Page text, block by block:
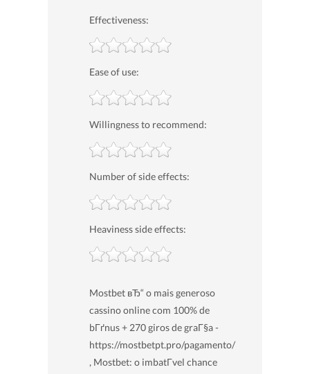
Effectiveness:
Ease of use:
Willingness to recommend:
Number of side effects:
Heaviness side effects:
Mostbet вЂ“ o mais generoso
cassino online com 100% de
bГґnus + 270 giros de graГ§a -
https://mostbetpt.pro/pagamento/
, Mostbet: o imbatГ­vel chance